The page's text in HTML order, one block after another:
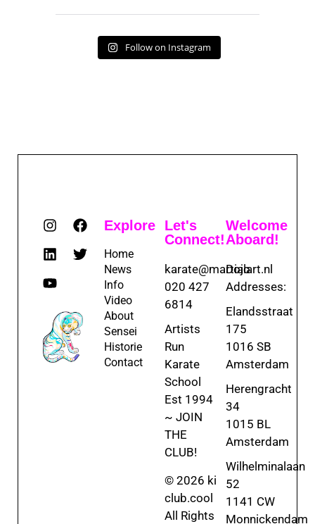
Follow on Instagram
Explore
Home
News
Info
Video
About
Sensei
Historie
Contact
Let's
Connect!
karate@martialart.nl
020 427
6814
Artists
Run
Karate
School
Est 1994
~ JOIN
THE
CLUB!
© 2026 ki
club.cool
All Rights
Welcome
Aboard!
Dojo
Addresses:
Elandsstraat
175
1016 SB
Amsterdam
Herengracht
34
1015 BL
Amsterdam
Wilhelminalaan
52
1141 CW
Monnickendam